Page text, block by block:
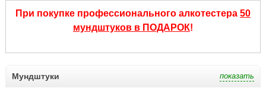
При покупке профессионального алкотестера 50
мундштуков в ПОДАРОК!
Мундштуки